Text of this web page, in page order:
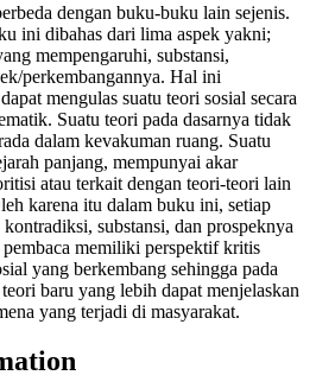
dengan buku-buku lain sejenis.
ini dibahas dari lima aspek yakni;
mempengaruhi, substansi,
perkembangannya. Hal ini
mengulas suatu teori sosial secara
Suatu teori pada dasarnya tidak
dalam kevakuman ruang. Suatu
panjang, mempunyai akar
atau terkait dengan teori-teori lain
karena itu dalam buku ini, setiap
substansi, dan prospeknya
memiliki perspektif kritis
yang berkembang sehingga pada
baru yang lebih dapat menjelaskan
yang terjadi di masyarakat.